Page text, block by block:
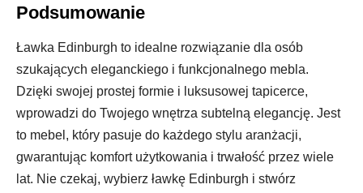
Podsumowanie
Ławka Edinburgh to idealne rozwiązanie dla osób
szukających eleganckiego i funkcjonalnego mebla.
Dzięki swojej prostej formie i luksusowej tapicerce,
wprowadzi do Twojego wnętrza subtelną elegancję. Jest
to mebel, który pasuje do każdego stylu aranżacji,
gwarantując komfort użytkowania i trwałość przez wiele
lat. Nie czekaj, wybierz ławkę Edinburgh i stwórz